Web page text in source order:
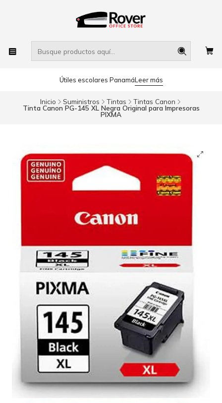
Útiles escolares PanamáLeer más
Inicio Suministros Tintas Tintas Canon
Tinta Canon PG-145 XL Negra Original para Impresoras
PIXMA